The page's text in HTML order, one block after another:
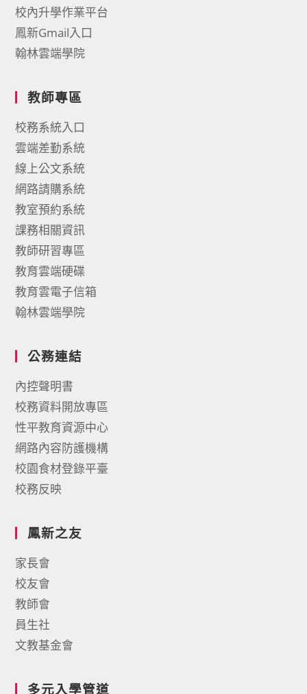
校內升學作業平台
鳳新Gmail入口
翰林雲端學院
教師專區
校務系統入口
雲端差勤系統
線上公文系統
網路請購系統
教室預約系統
課務相關資訊
教師研習專區
教育雲端硬碟
教育雲電子信箱
翰林雲端學院
公務連結
內控聲明書
校務資料開放專區
性平教育資源中心
網路內容防護機構
校園食材登錄平臺
校務反映
鳳新之友
家長會
校友會
教師會
員生社
文教基金會
多元入學管道